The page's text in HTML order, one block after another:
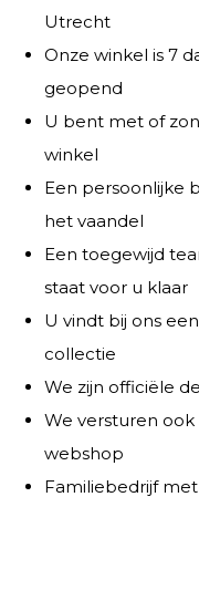
Utrecht
Onze winkel is 7
geopend
U bent met of
winkel
Een persoonlijke
het vaandel
Een toegewijd
staat voor u klaar
U vindt bij ons
collectie
We zijn officiële
We versturen ook
webshop
Familiebedrijf